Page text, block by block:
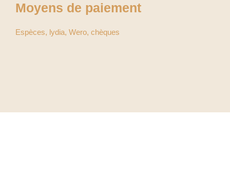
Moyens de paiement
Espèces, lydia, Wero, chèques